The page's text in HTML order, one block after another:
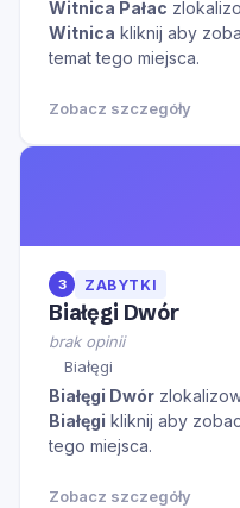
Witnica Pałac
Witnica kliknij aby
temat tego miejsca.
Zobacz szczegóły
3 ZABYTKI
Białęgi Dwór
brak opinii
Białęgi
Białęgi Dwór
Białęgi kliknij aby
tego miejsca.
Zobacz szczegóły